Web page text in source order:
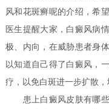
风和花斑癣呢的介绍，希
医生提醒大家，白癜风病
极、内向，在威胁患者身
以知道自己得了白癜风，
疗，以免白斑进一步扩散
患上白癜风皮肤有哪